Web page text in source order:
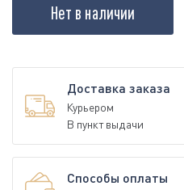
Нет в наличии
Доставка заказа
Курьером
В пункт выдачи
Способы оплаты